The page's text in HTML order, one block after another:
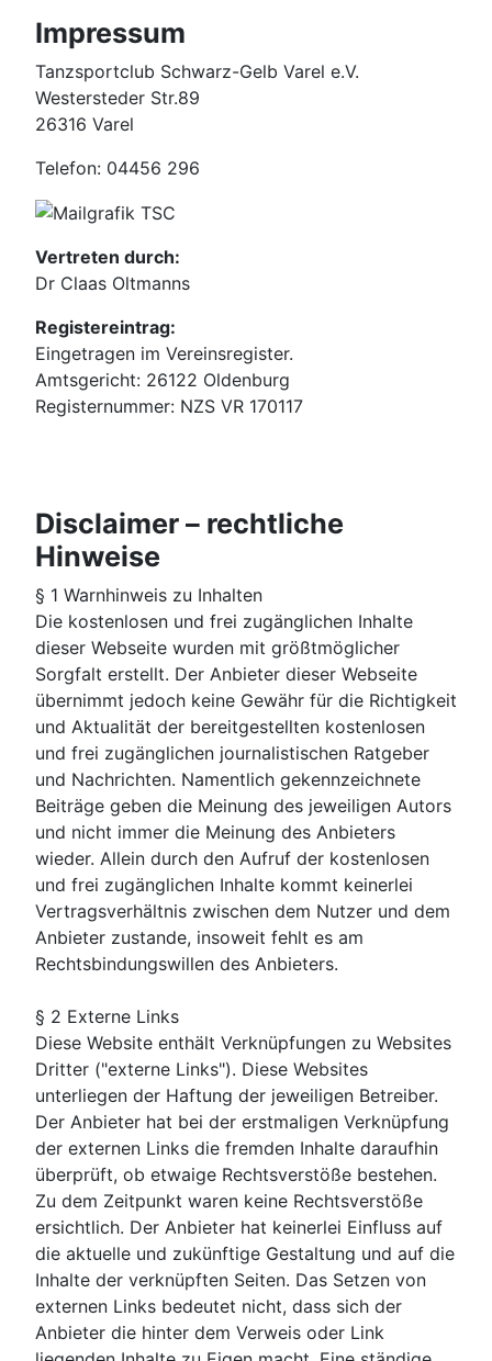
Impressum
Tanzsportclub Schwarz-Gelb Varel e.V.
Westersteder Str.89
26316 Varel
Telefon: 04456 296
Vertreten durch:
Dr Claas Oltmanns
Registereintrag:
Eingetragen im Vereinsregister.
Amtsgericht: 26122 Oldenburg
Registernummer: NZS VR 170117
Disclaimer – rechtliche
Hinweise
§ 1 Warnhinweis zu Inhalten
Die kostenlosen und frei zugänglichen Inhalte
dieser Webseite wurden mit größtmöglicher
Sorgfalt erstellt. Der Anbieter dieser Webseite
übernimmt jedoch keine Gewähr für die Richtigkeit
und Aktualität der bereitgestellten kostenlosen
und frei zugänglichen journalistischen Ratgeber
und Nachrichten. Namentlich gekennzeichnete
Beiträge geben die Meinung des jeweiligen Autors
und nicht immer die Meinung des Anbieters
wieder. Allein durch den Aufruf der kostenlosen
und frei zugänglichen Inhalte kommt keinerlei
Vertragsverhältnis zwischen dem Nutzer und dem
Anbieter zustande, insoweit fehlt es am
Rechtsbindungswillen des Anbieters.
§ 2 Externe Links
Diese Website enthält Verknüpfungen zu Websites
Dritter ("externe Links"). Diese Websites
unterliegen der Haftung der jeweiligen Betreiber.
Der Anbieter hat bei der erstmaligen Verknüpfung
der externen Links die fremden Inhalte daraufhin
überprüft, ob etwaige Rechtsverstöße bestehen.
Zu dem Zeitpunkt waren keine Rechtsverstöße
ersichtlich. Der Anbieter hat keinerlei Einfluss auf
die aktuelle und zukünftige Gestaltung und auf die
Inhalte der verknüpften Seiten. Das Setzen von
externen Links bedeutet nicht, dass sich der
Anbieter die hinter dem Verweis oder Link